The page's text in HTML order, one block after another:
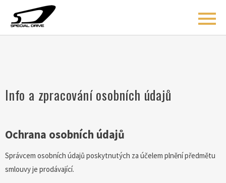
BLOG
O MNĚ
Info a zpracování osobních údajů
Ochrana osobních údajů
Správcem osobních údajů poskytnutých za účelem plnění předmětu
smlouvy je prodávající.